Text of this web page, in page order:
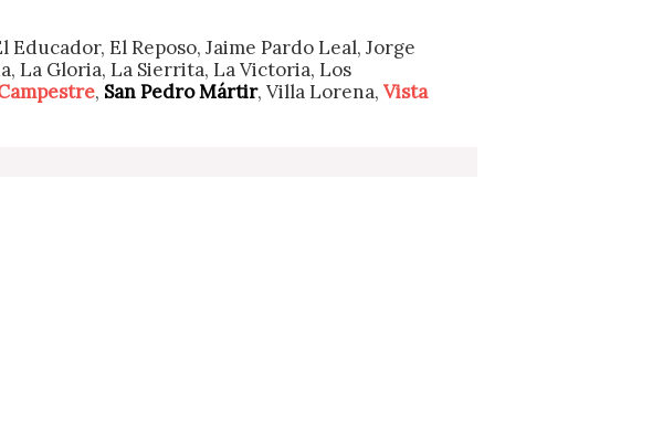
Educador, El Reposo, Jaime Pardo Leal, Jorge
La Gloria, La Sierrita, La Victoria, Los
, San Pedro Mártir, Villa Lorena, Vista